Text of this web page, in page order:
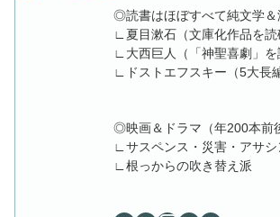
◎読書はほぼすべて純文学＆
∟夏目漱石（文庫化作品を読
∟大西巨人（「神聖喜劇」を
∟ドストエフスキー（5大長
◎映画＆ドラマ（年200本前
∟サスペンス・災害・アサシ
∟根っからの吹き替え派